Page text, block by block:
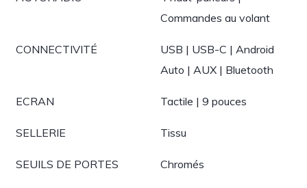
Commandes au volant
CONNECTIVITÉ
USB | USB-C | Android
Auto | AUX | Bluetooth
ECRAN Tactile | 9 pouces
SELLERIE Tissu
SEUILS DE PORTES Chromés